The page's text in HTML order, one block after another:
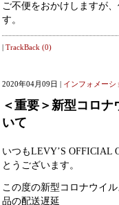
ご不便をおかけしますが
す。
| TrackBack (0)
2020年04月09日 | インフォメーシ
＜重要＞新型コロ
いて
いつもLEVY’S OFFICIAL
とうございます。
この度の新型コロナウイ
品の配送遅延